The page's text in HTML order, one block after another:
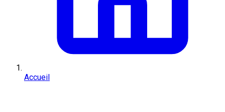
Accueil